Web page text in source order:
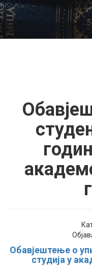
Обавјештење о
студија у